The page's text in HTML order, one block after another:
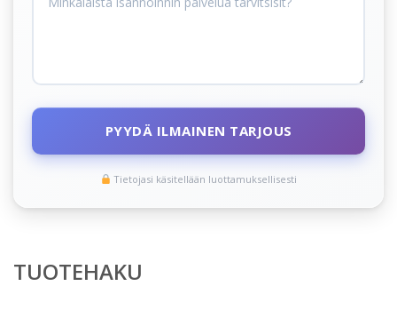
PYYDÄ ILMAINEN TARJOUS
Tietojasi käsitellään luottamuksellisesti
TUOTEHAKU